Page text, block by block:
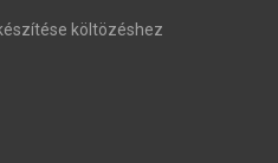
költözéshez